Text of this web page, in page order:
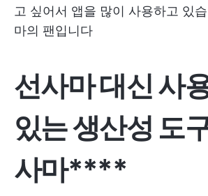
고 싶어서 앱을 많이 사용하고 있
마의 팬입니다
선사마 대신 사
있는생산성 도
사마****